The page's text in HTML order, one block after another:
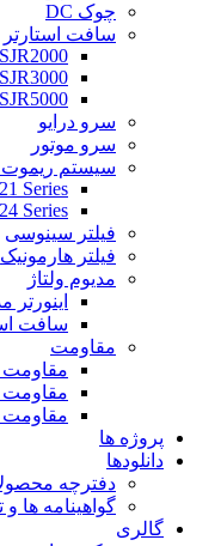
چوک DC
سافت استارتر
SJR2000
SJR3000
SJR5000
سرو درایو
سرو موتور
سیستم ریموت
Series
Series
فیلتر سینوسی
فیلتر هارمونیک
مدیوم ولتاژ
اینورتر
سافت
مقاومت
مقاومت
پروژه ها
دانلودها
دفترچه
گواهینامه ها و
گالری